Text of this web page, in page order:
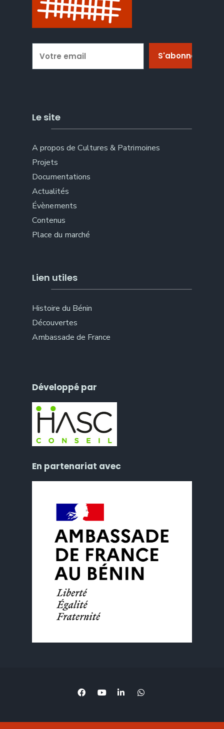
Le site
A propos de Cultures & Patrimoines
Projets
Documentations
Actualités
Évènements
Contenus
Place du marché
Lien utiles
Histoire du Bénin
Découvertes
Ambassade de France
Développé par
En partenariat avec